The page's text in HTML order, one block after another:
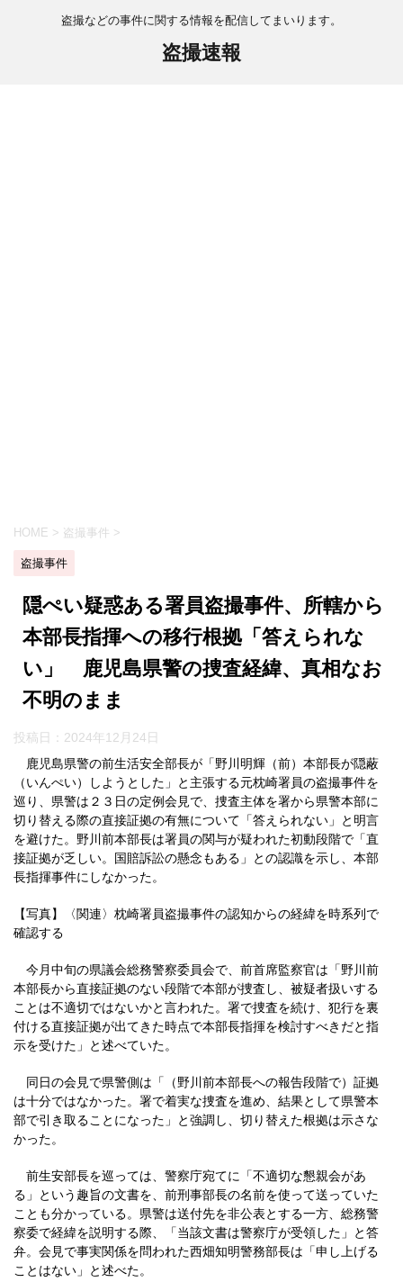
盗撮などの事件に関する情報を配信してまいります。
盗撮速報
HOME > 盗撮事件 >
盗撮事件
隠ぺい疑惑ある署員盗撮事件、所轄から
本部長指揮への移行根拠「答えられな
い」 鹿児島県警の捜査経緯、真相なお
不明のまま
投稿日： 2024年12月24日
鹿児島県警の前生活安全部長が「野川明輝（前）本部長が隠蔽
（いんぺい）しようとした」と主張する元枕崎署員の盗撮事件を
巡り、県警は２３日の定例会見で、捜査主体を署から県警本部に
切り替える際の直接証拠の有無について「答えられない」と明言
を避けた。野川前本部長は署員の関与が疑われた初動段階で「直
接証拠が乏しい。国賠訴訟の懸念もある」との認識を示し、本部
長指揮事件にしなかった。
【写真】〈関連〉枕崎署員盗撮事件の認知からの経緯を時系列で
確認する
今月中旬の県議会総務警察委員会で、前首席監察官は「野川前
本部長から直接証拠のない段階で本部が捜査し、被疑者扱いする
ことは不適切ではないかと言われた。署で捜査を続け、犯行を裏
付ける直接証拠が出てきた時点で本部長指揮を検討すべきだと指
示を受けた」と述べていた。
同日の会見で県警側は「（野川前本部長への報告段階で）証拠
は十分ではなかった。署で着実な捜査を進め、結果として県警本
部で引き取ることになった」と強調し、切り替えた根拠は示さな
かった。
前生安部長を巡っては、警察庁宛てに「不適切な懇親会があ
る」という趣旨の文書を、前刑事部長の名前を使って送っていた
ことも分かっている。県警は送付先を非公表とする一方、総務警
察委で経緯を説明する際、「当該文書は警察庁が受領した」と答
弁。会見で事実関係を問われた西畑知明警務部長は「申し上げる
ことはない」と述べた。